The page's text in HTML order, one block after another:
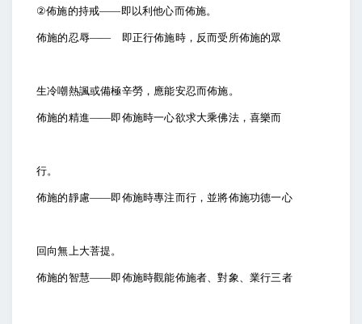
②佈施的持戒――即以利他心而佈施。
佈施的忍辱―― 即正行佈施時，反而受所佈施的眾
生冷嘲熱諷或備極辛勞，應能安忍而佈施。
佈施的精進――即佈施時一心欲求大乘佛法，喜樂而
行。
佈施的靜慮――即佈施時專注而行，並將佈施功德一心
回向無上大菩提。
佈施的智慧――即佈施時觀能佈施者、對象、業行三者